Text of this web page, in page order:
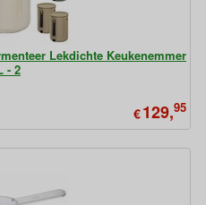
Lekdichte Keukenemmer
- 2
€129,95